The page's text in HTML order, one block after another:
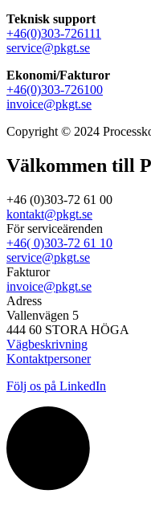
Teknisk support
+46(0)303-726111
service@pkgt.se
Ekonomi/Fakturor
+46(0)303-726100
invoice@pkgt.se
Copyright © 2024
Välkommen till
+46 (0)303-72 61 00
kontakt@pkgt.se
För serviceärenden
+46( 0)303-72 61 10
service@pkgt.se
Fakturor
invoice@pkgt.se
Adress
Vallenvägen 5
444 60 STORA HÖGA
Vägbeskrivning
Kontaktpersoner
Följ os på LinkedIn